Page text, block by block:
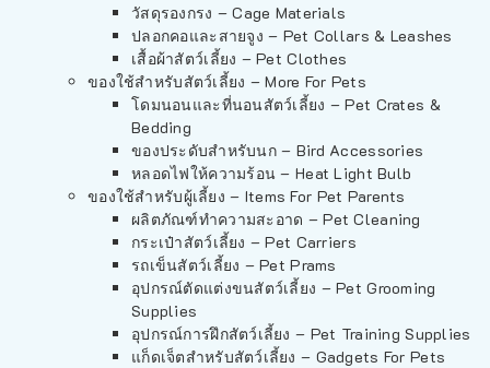
วัสดุรองกรง – Cage Materials
ปลอกคอและสายจูง – Pet Collars & Leashes
เสื้อผ้าสัตว์เลี้ยง – Pet Clothes
ของใช้สำหรับสัตว์เลี้ยง – More For Pets
โดมนอนและที่นอนสัตว์เลี้ยง – Pet Crates &
Bedding
ของประดับสำหรับนก – Bird Accessories
หลอดไฟให้ความร้อน – Heat Light Bulb
ของใช้สำหรับผู้เลี้ยง – Items For Pet Parents
ผลิตภัณฑ์ทำความสะอาด – Pet Cleaning
กระเป๋าสัตว์เลี้ยง – Pet Carriers
รถเข็นสัตว์เลี้ยง – Pet Prams
อุปกรณ์ตัดแต่งขนสัตว์เลี้ยง – Pet Grooming
Supplies
อุปกรณ์การฝึกสัตว์เลี้ยง – Pet Training Supplies
แก็ดเจ็ตสำหรับสัตว์เลี้ยง – Gadgets For Pets